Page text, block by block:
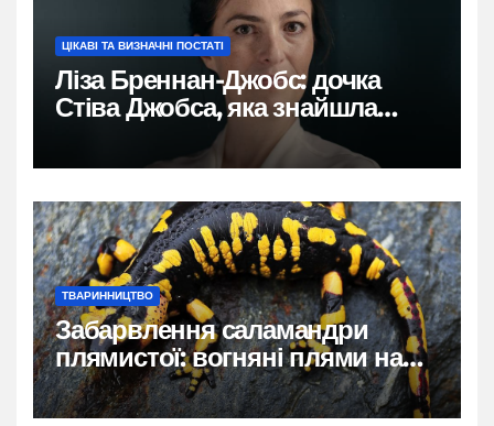
ЦІКАВІ ТА ВИЗНАЧНІ ПОСТАТІ
Ліза Бреннан-Джобс: дочка
Стіва Джобса, яка знайшла
власний голос
ТВАРИННИЦТВО
Забарвлення саламандри
плямистої: вогняні плями на
чорному тлі